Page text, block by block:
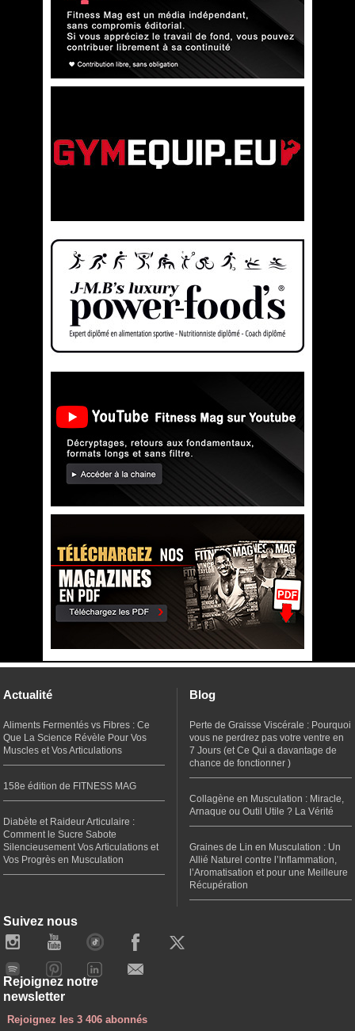
Actualité
Aliments Fermentés vs Fibres : Ce
Que La Science Révèle Pour Vos
Muscles et Vos Articulations
158e édition de FITNESS MAG
Diabète et Raideur Articulaire :
Comment le Sucre Sabote
Silencieusement Vos Articulations et
Vos Progrès en Musculation
Blog
Perte de Graisse Viscérale : Pourquoi
vous ne perdrez pas votre ventre en
7 Jours (et Ce Qui a davantage de
chance de fonctionner )
Collagène en Musculation : Miracle,
Arnaque ou Outil Utile ? La Vérité
Graines de Lin en Musculation : Un
Allié Naturel contre l’Inflammation,
l’Aromatisation et pour une Meilleure
Récupération
Suivez nous
Rejoignez notre
newsletter
Rejoignez les 3 406 abonnés